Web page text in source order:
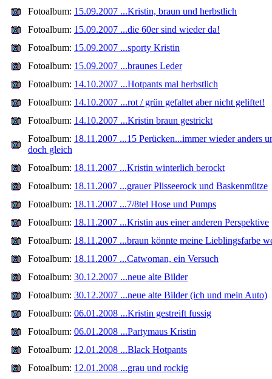
Fotoalbum: 15.09.2007 ...Kristin, braun und herbstlich
Fotoalbum: 15.09.2007 ...die 60er sind wieder da!
Fotoalbum: 15.09.2007 ...sporty Kristin
Fotoalbum: 15.09.2007 ...braunes Leder
Fotoalbum: 14.10.2007 ...Hotpants mal herbstlich
Fotoalbum: 14.10.2007 ...rot / grün gefaltet aber nicht geliftet!
Fotoalbum: 14.10.2007 ...Kristin braun gestrickt
Fotoalbum: 18.11.2007 ...15 Perücken...immer wieder anders
doch gleich
Fotoalbum: 18.11.2007 ...Kristin winterlich berockt
Fotoalbum: 18.11.2007 ...grauer Plisseerock und Baskenmütze
Fotoalbum: 18.11.2007 ...7/8tel Hose und Pumps
Fotoalbum: 18.11.2007 ...Kristin aus einer anderen Perspektive
Fotoalbum: 18.11.2007 ...braun könnte meine Lieblingsfarbe
Fotoalbum: 18.11.2007 ...Catwoman, ein Versuch
Fotoalbum: 30.12.2007 ...neue alte Bilder
Fotoalbum: 30.12.2007 ...neue alte Bilder (ich und mein Auto)
Fotoalbum: 06.01.2008 ...Kristin gestreift fussig
Fotoalbum: 06.01.2008 ...Partymaus Kristin
Fotoalbum: 12.01.2008 ...Black Hotpants
Fotoalbum: 12.01.2008 ...grau und rockig